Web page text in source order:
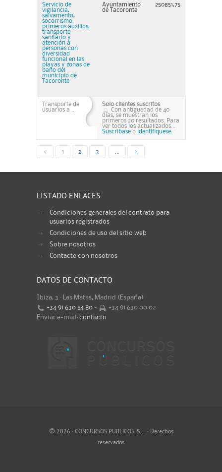
Servicio de
vigilancia,
salvamento,
socorrismo,
primeros auxilios,
transporte
sanitario y
atención a
personas con
diversidad
funcional en las
playas y zonas de
baño del
municipio de
Tacoronte
Ayuntamiento
de Tacoronte
250851,75
Transporte de
usuarios a ...
Solo clientes suscritos
Con antiguedad de 40
días, se muestran los
primeros 20 resultados. Para
ver todos los actualizados...
Suscribase o identifiquese.
< 1 2 3 >
LISTADO ENLACES
Condiciones generales del contrato para
usuarios registrados
Condiciones de uso del sitio web
Sobre nosotros
Contacte con nosotros
DATOS DE CONTACTO
Ibiza, 3 · Las Matas, Madrid (España)
+34 91 630 54 80 -
+34 91 630 00 02
Enviar e-mail: contacto
© 2026 · CONCURSOS PUBLICOS, S.L. · Derechos
reservados